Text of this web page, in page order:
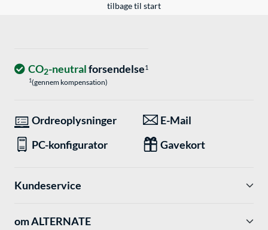
tilbage til start
CO2-neutralforsendelse1
1(gennem kompensation)
Ordreoplysninger
E-Mail
PC-konfigurator
Gavekort
Kundeservice
om ALTERNATE